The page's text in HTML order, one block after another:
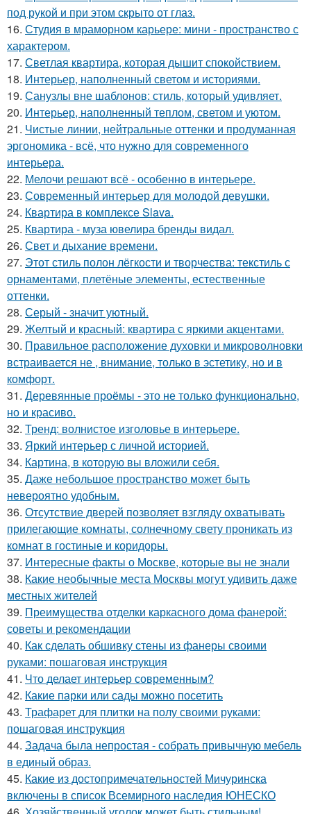
под рукой и при этом скрыто от глаз.
16. Студия в мраморном карьере: мини - пространство с
характером.
17. Светлая квартира, которая дышит спокойствием.
18. Интерьер, наполненный светом и историями.
19. Санузлы вне шаблонов: стиль, который удивляет.
20. Интерьер, наполненный теплом, светом и уютом.
21. Чистые линии, нейтральные оттенки и продуманная
эргономика - всё, что нужно для современного
интерьера.
22. Мелочи решают всё - особенно в интерьере.
23. Современный интерьер для молодой девушки.
24. Квартира в комплексе Slava.
25. Квартира - муза ювелира бренды видал.
26. Свет и дыхание времени.
27. Этот стиль полон лёгкости и творчества: текстиль с
орнаментами, плетёные элементы, естественные
оттенки.
28. Серый - значит уютный.
29. Желтый и красный: квартира с яркими акцентами.
30. Правильное расположение духовки и микроволновки
встраивается не , внимание, только в эстетику, но и в
комфорт.
31. Деревянные проёмы - это не только функционально,
но и красиво.
32. Тренд: волнистое изголовье в интерьере.
33. Яркий интерьер с личной историей.
34. Картина, в которую вы вложили себя.
35. Даже небольшое пространство может быть
невероятно удобным.
36. Отсутствие дверей позволяет взгляду охватывать
прилегающие комнаты, солнечному свету проникать из
комнат в гостиные и коридоры.
37. Интересные факты о Москве, которые вы не знали
38. Какие необычные места Москвы могут удивить даже
местных жителей
39. Преимущества отделки каркасного дома фанерой:
советы и рекомендации
40. Как сделать обшивку стены из фанеры своими
руками: пошаговая инструкция
41. Что делает интерьер современным?
42. Какие парки или сады можно посетить
43. Трафарет для плитки на полу своими руками:
пошаговая инструкция
44. Задача была непростая - собрать привычную мебель
в единый образ.
45. Какие из достопримечательностей Мичуринска
включены в список Всемирного наследия ЮНЕСКО